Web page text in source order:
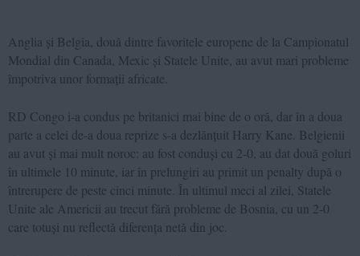
Anglia și Belgia, două dintre favoritele europene de la Campionatul
Mondial din Canada, Mexic și Statele Unite, au avut mari probleme
împotriva unor formații africate.
RD Congo i-a condus pe britanici mai bine de o oră, dar în a doua
parte a celei de-a doua reprize s-a dezlănțuit Harry Kane. Belgienii
au avut și mai mult noroc: au fost conduși cu 2-0, au dat două goluri
în ultimele 10 minute, iar în prelungiri au primit un penalty după o
întrerupere de peste cinci minute. În ultimul meci al zilei, Statele
Unite ale Americii au trecut fără probleme de Bosnia, cu un 2-0
care totuși nu reflectă diferența netă din joc.